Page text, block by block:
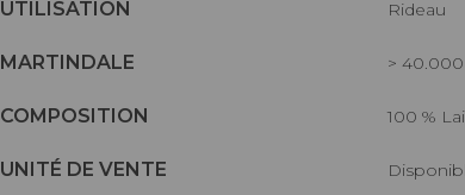
UTILISATION Rideau
MARTINDALE >
COMPOSITION 100 %
UNITÉ DE VENTE